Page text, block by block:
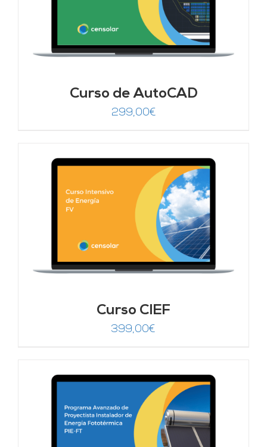
Curso de AutoCAD
299,00€
Curso CIEF
399,00€